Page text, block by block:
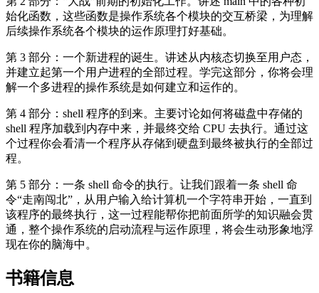
始化函数，这些函数是操作系统各个模块的交互桥梁，为理解
后续操作系统各个模块的运作原理打好基础。
第 3 部分：一个新进程的诞生。讲述从内核态切换至用户态，
并建立起第一个用户进程的全部过程。学完这部分，你将会理
解一个多进程的操作系统是如何建立和运作的。
第 4 部分：shell 程序的到来。主要讨论如何将磁盘中存储的
shell 程序加载到内存中来，并最终交给 CPU 去执行。通过这
个过程你会看清一个程序从存储到硬盘到最终被执行的全部过
程。
第 5 部分：一条 shell 命令的执行。让我们跟着一条 shell 命
令“走南闯北”，从用户输入给计算机一个字符串开始，一直到
该程序的最终执行，这一过程能帮你把前面所学的知识融会贯
通，整个操作系统的启动流程与运作原理，将会生动形象地浮
现在你的脑海中。
书籍信息